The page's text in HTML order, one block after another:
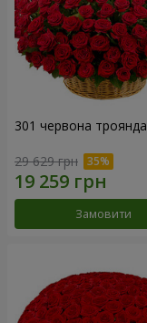
301 червона троянда
29 629 грн
Замовити